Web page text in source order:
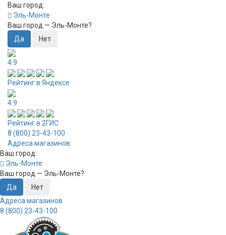
Ваш город:
Эль-Монте
Ваш город — Эль-Монте?
4.9
Рейтинг в Яндексе
4.9
Рейтинг в 2ГИС
8 (800) 23-43-100
Адреса магазинов
Ваш город:
Эль-Монте
Ваш город — Эль-Монте?
Адреса магазинов
8 (800) 23-43-100